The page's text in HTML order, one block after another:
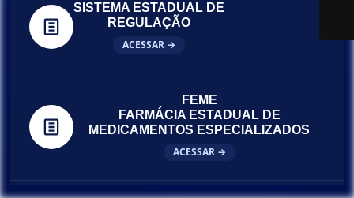
SISTEMA ESTADUAL DE
REGULAÇÃO
ACESSAR →
FEME
FARMÁCIA ESTADUAL DE
MEDICAMENTOS ESPECIALIZADOS
ACESSAR →